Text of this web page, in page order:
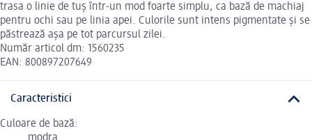
trasa o linie de tuș într-un mod foarte simplu, ca bază de machiaj
pentru ochi sau pe linia apei. Culorile sunt intens pigmentate și se
păstrează așa pe tot parcursul zilei.
Număr articol dm: 1560235
EAN: 800897207649
Caracteristici
Culoare de bază: